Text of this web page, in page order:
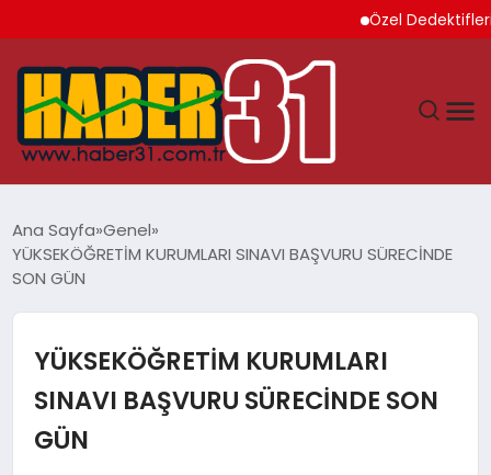
Özel Dedektiflerin
HATAY
GÜNDEM
Ana Sayfa Genel
YÜKSEKÖĞRETİM KURUMLARI SINAVI BAŞVURU SÜRECİNDE
SON GÜN
YÜKSEKÖĞRETİM KURUMLARI
SINAVI BAŞVURU SÜRECİNDE SON
GÜN